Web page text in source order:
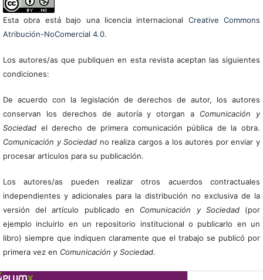
Esta obra está bajo una licencia internacional Creative Commons
Atribución-NoComercial 4.0.
Los autores/as que publiquen en esta revista aceptan las siguientes
condiciones:
De acuerdo con la legislación de derechos de autor, los autores
conservan los derechos de autoría y otorgan a Comunicación y
Sociedadel derecho de primera comunicación pública de la obra.
Comunicación y Sociedad no realiza cargos a los autores por enviar y
procesar artículos para su publicación.
Los autores/as pueden realizar otros acuerdos contractuales
independientes y adicionales para la distribución no exclusiva de la
versión del artículo publicado en Comunicación y Sociedad(por
ejemplo incluirlo en un repositorio institucional o publicarlo en un
libro) siempre que indiquen claramente que el trabajo se publicó por
primera vez en Comunicación y Sociedad.